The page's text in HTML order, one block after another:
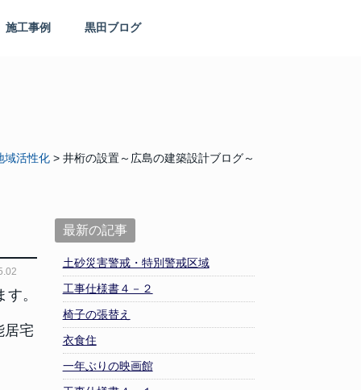
施工事例 黒田ブログ
域活性化 > 井桁の設置～広島の建築設計ブログ～
。
居宅
最新の記事
土砂災害警戒・特別警戒区域
工事仕様書４－２
椅子の張替え
衣食住
一年ぶりの映画館